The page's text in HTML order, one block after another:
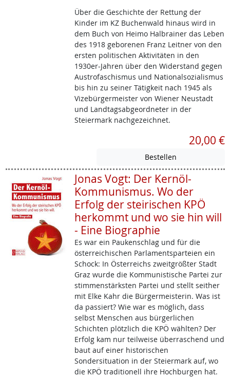
Über die Geschichte der Rettung der
Kinder im KZ Buchenwald hinaus wird in
dem Buch von Heimo Halbrainer das Leben
des 1918 geborenen Franz Leitner von den
ersten politischen Aktivitäten in den
1930er-Jahren über den Widerstand gegen
Austrofaschismus und Nationalsozialismus
bis hin zu seiner Tätigkeit nach 1945 als
Vizebürgermeister von Wiener Neustadt
und Landtagsabgeordneter in der
Steiermark nachgezeichnet.
20,00 €
Jonas Vogt: Der Kernöl-
Kommunismus. Wo der
Erfolg der steirischen KPÖ
herkommt und wo sie hin will
- Eine Biographie
Es war ein Paukenschlag und für die
österreichischen Parlamentsparteien ein
Schock: In Österreichs zweitgrößter Stadt
Graz wurde die Kommunistische Partei zur
stimmenstärksten Partei und stellt seither
mit Elke Kahr die Bürgermeisterin. Was ist
da passiert? Wie war es möglich, dass
selbst Menschen aus bürgerlichen
Schichten plötzlich die KPÖ wählten? Der
Erfolg kam nur teilweise überraschend und
baut auf einer historischen
Sondersituation in der Steiermark auf, wo
die KPÖ traditionell ihre Hochburgen hat.